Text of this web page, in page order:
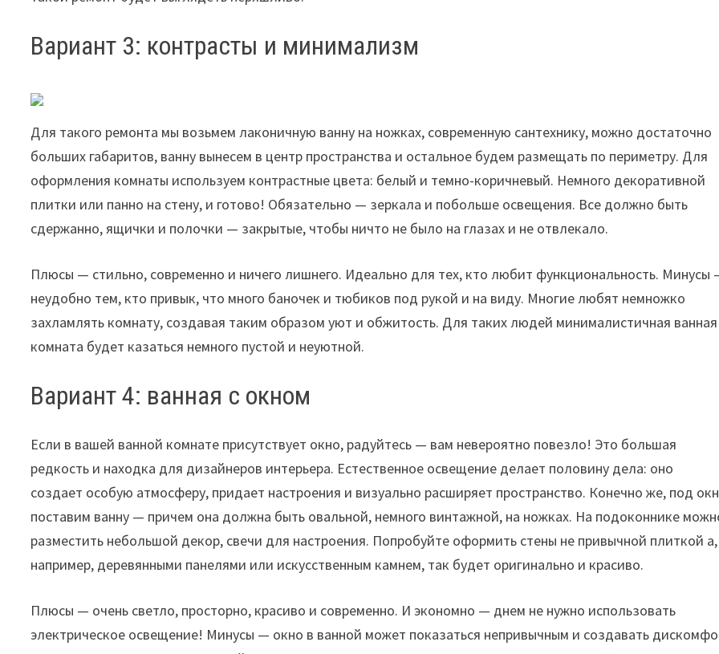
Вариант 3: контрасты и минимализм
Для такого ремонта мы возьмем лаконичную ванну на ножках, современную сантехнику, можно достаточно
больших габаритов, ванну вынесем в центр пространства и остальное будем размещать по периметру. Для
оформления комнаты используем контрастные цвета: белый и темно-коричневый. Немного декоративной
плитки или панно на стену, и готово! Обязательно — зеркала и побольше освещения. Все должно быть
сдержанно, ящички и полочки — закрытые, чтобы ничто не было на глазах и не отвлекало.
Плюсы — стильно, современно и ничего лишнего. Идеально для тех, кто любит функциональность. Минусы
неудобно тем, кто привык, что много баночек и тюбиков под рукой и на виду. Многие любят немножко
захламлять комнату, создавая таким образом уют и обжитость. Для таких людей минималистичная ванная
комната будет казаться немного пустой и неуютной.
Вариант 4: ванная с окном
Если в вашей ванной комнате присутствует окно, радуйтесь — вам невероятно повезло! Это большая
редкость и находка для дизайнеров интерьера. Естественное освещение делает половину дела: оно
создает особую атмосферу, придает настроения и визуально расширяет пространство. Конечно же, под
поставим ванну — причем она должна быть овальной, немного винтажной, на ножках. На подоконнике
разместить небольшой декор, свечи для настроения. Попробуйте оформить стены не привычной плиткой а,
например, деревянными панелями или искусственным камнем, так будет оригинально и красиво.
Плюсы — очень светло, просторно, красиво и современно. И экономно — днем не нужно использовать
электрическое освещение! Минусы — окно в ванной может показаться непривычным и создавать